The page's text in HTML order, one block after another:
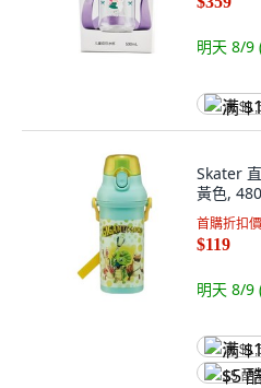
明天 8/9
满
Skater
黃色,
首購折扣價
$119
明天 8/9
满
$5 酷